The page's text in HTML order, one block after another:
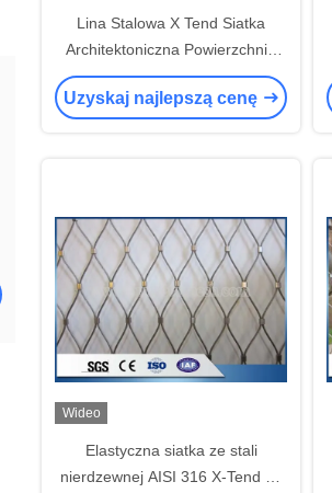
Lina Stalowa X Tend Siatka
Architektoniczna Powierzchnia
Siatka do Pnączy Roślin
Uzyskaj najlepszą cenę
Wideo
Elastyczna siatka ze stali
nierdzewnej AISI 316 X-Tend do